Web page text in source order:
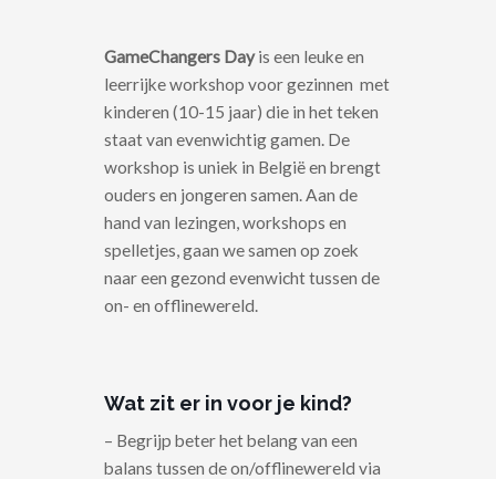
GameChangers Dayis een leuke en
leerrijke workshop voor gezinnen met
kinderen (10-15 jaar) die in het teken
staat van evenwichtig gamen. De
workshop is uniek in België en brengt
ouders en jongeren samen. Aan de
hand van lezingen, workshops en
spelletjes, gaan we samen op zoek
naar een gezond evenwicht tussen de
on- en offlinewereld.
Wat zit er in voor je kind?
– Begrijp beter het belang van een
balans tussen de on/offlinewereld via